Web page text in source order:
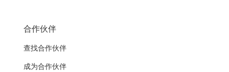
合作伙伴
查找合作伙伴
成为合作伙伴